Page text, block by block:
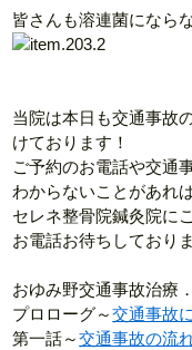
皆さんも溶連菌になら
当院は本日も交通事故
けております！
ご予約のお電話や交通
わからないことがあれば
セレネ整骨院鍼灸院に
お電話お待ちしており
おゆみ野交通事故治療
プロローグ～交通事故
第一話～交通事故の流